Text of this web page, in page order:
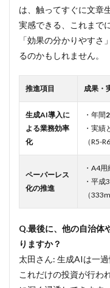
は、触ってすぐに文章
実感できる、これまで
「効果の分かりやす
るのかもしれません。
推進項目 成果・
生成AI導入に
よる業務効率
化
・年間
・実績
（R5-
ペーパーレス
化の推進
・A4
・平成
（
Q.最後に、他の自治体
りますか？
太田さん: 生成AIは一
これだけの投資が行わ